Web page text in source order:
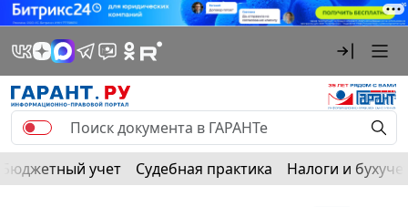
Бюджетный учет Судебная практика Налоги и